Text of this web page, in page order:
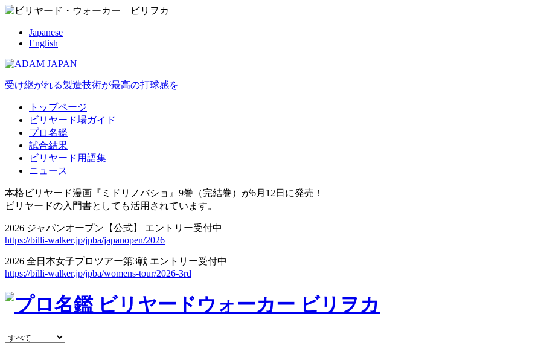
Japanese
English
受け継がれる製造技術が最高の打球感を
トップページ
ビリヤード場ガイド
プロ名鑑
試合結果
ビリヤード用語集
ニュース
本格ビリヤード漫画『ミドリノバショ』9巻（完結巻）が6月12日に発売！
ビリヤードの入門書としても活用されています。
2026 ジャパンオープン【公式】 エントリー受付中
https://billi-walker.jp/jpba/japanopen/2026
2026 全日本女子プロツアー第3戦 エントリー受付中
https://billi-walker.jp/jpba/womens-tour/2026-3rd